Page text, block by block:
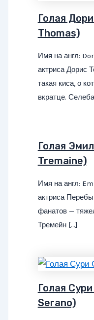
Голая
Thomas)
Имя на англ:
актриса Дорис
такая киса, о
вкратце.
Голая
Tremaine)
Имя на англ:
актриса
фанатов —
Тремейн […]
Голая
Serano)